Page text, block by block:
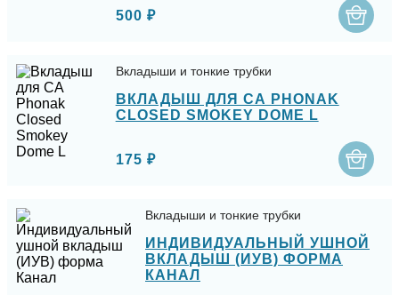
500 ₽
Вкладыши и тонкие трубки
ВКЛАДЫШ ДЛЯ СА PHONAK
CLOSED SMOKEY DOME L
175 ₽
Вкладыши и тонкие трубки
ИНДИВИДУАЛЬНЫЙ УШНОЙ
ВКЛАДЫШ (ИУВ) ФОРМА
КАНАЛ